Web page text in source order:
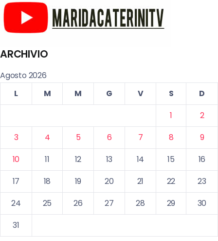
ARCHIVIO
Agosto 2026
L
M M G V S
D
1
2
3
4 5 6 7 8
9
10
11 12 13 14 15
16
17
18 19 20 21 22
23
24
25 26 27 28 29
30
31